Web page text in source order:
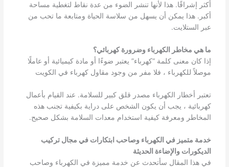
أكثر إشراقًا. هذا لأنها تنشر الضوء من عدة نقاط لتغطية مساحة
أكبر. هذا يمكن أن يسهل من سلاسة الحياة ومتابعة ما تحب من
عبر الستلايت.
ما هي مخاطر الكهرباء وضرورة كهربائي؟
إذا كان معنى كلمة “كهرباء” يعتبر ضوءًا أو مادة كيميائية أو عاملًا
موصلاً للكهرباء ، فلا مفر من وجود مقاول كهرباء في الكويت
تعتبر أخطار الكهرباء مصدر قلق كبير للسلامة. عند القيام بأعمال
كهربائية ، يجب أن يكون الشخص على دراية بكيفية تجنب هذه
المخاطر ومعرفة كيفية استخدام معدات السلامة بشكل صحيح.
خدمة متميز في الكهرباء وصاحب ابتكارات في مجال تركيب
الديكورات والإضاءة الحديثة
في هذا المقال سأتحدث عن خدمة مميزة في الكهرباء وصاحب